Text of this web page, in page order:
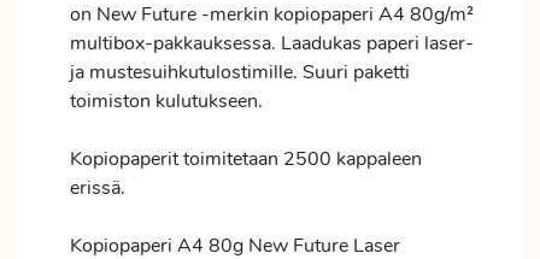
on New Future -merkin kopiopaperi A4 80g/m²
multibox-pakkauksessa. Laadukas paperi laser-
ja mustesuihkutulostimille. Suuri paketti
toimiston kulutukseen.
Kopiopaperit toimitetaan 2500 kappaleen
erissä.
Kopiopaperi A4 80g New Future Laser